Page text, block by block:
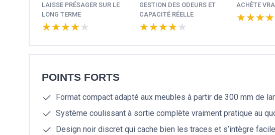
LAISSE PRÉSAGER SUR LE
LONG TERME
★★★★★
★★★★★
GESTION DES ODEURS ET
CAPACITÉ RÉELLE
★★★★★
★★★★★
ACHÈTE
POINTS FORTS
Format compact adapté aux meubles à partir de 300 mm de
Système coulissant à sortie complète vraiment pratique au
Design noir discret qui cache bien les traces et s’intègre